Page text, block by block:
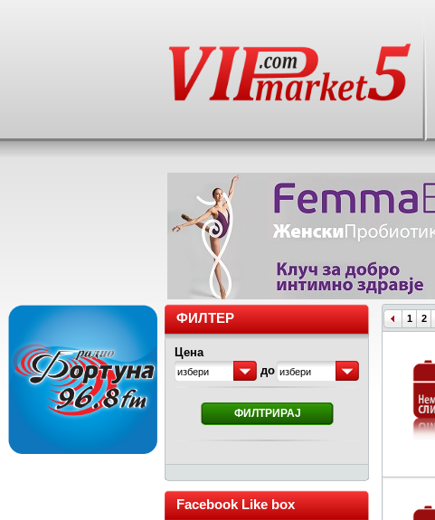
ФИЛТЕР
Цена
избери до избери
ФИЛТРИРАЈ
Facebook Like box
1 2